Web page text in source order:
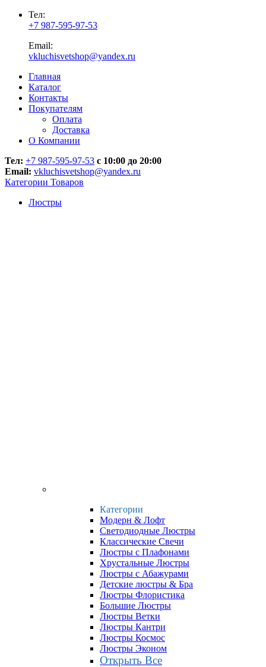
Тел:
+7 987-595-97-53
Email:
vkluchisvetshop@yandex.ru
Главная
Каталог
Контакты
Покупателям
Оплата
Доставка
О Компании
Тел: +7 987-595-97-53 с 10:00 до 20:00
Email: vkluchisvetshop@yandex.ru
Категории Товаров
Люстры
Категории
Модерн & Лофт
Светодиодные Люстры
Классические Свечи
Люстры с Плафонами
Хрустальные Люстры
Люстры с Абажурами
Детские люстры & Бра
Люстры Флористика
Большие Люстры
Люстры Ветки
Люстры Кантри
Люстры Космос
Люстры Эконом
Открыть Все